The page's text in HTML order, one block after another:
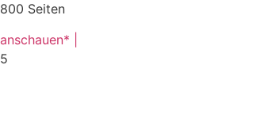
800 Seiten
anschauen* |
5